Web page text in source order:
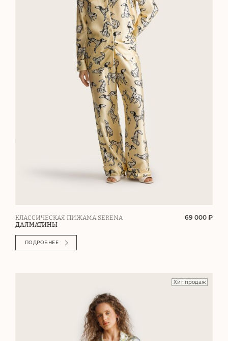
КЛАССИЧЕСКАЯ ПИЖАМА SERENA
ДАЛМАТИНЫ
69 000 ₽
ПОДРОБНЕЕ
Хит продаж